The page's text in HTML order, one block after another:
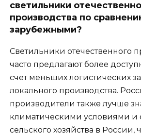
светильники
производства по
зарубежными?
Светильники отечественного
часто предлагают более
счет меньших логистических
локального производства.
производители также лучше
климатическими условиями и
сельского хозяйства в России,